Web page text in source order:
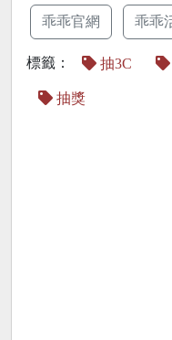
乖乖官網 乖乖
標籤： 抽3C
抽獎